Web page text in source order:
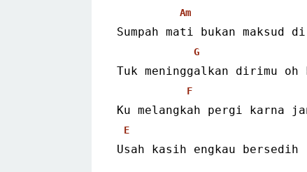
Am
Sumpah mati bukan maksud
G
Tuk meninggalkan dirimu oh
F
Ku melangkah pergi karna
E
Usah kasih engkau bersedih